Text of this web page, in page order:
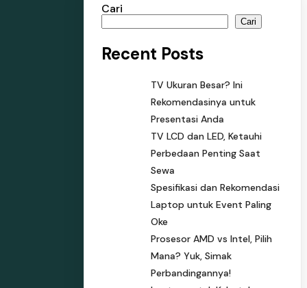
Cari
Cari
Recent Posts
TV Ukuran Besar? Ini
Rekomendasinya untuk
Presentasi Anda
TV LCD dan LED, Ketauhi
Perbedaan Penting Saat
Sewa
Spesifikasi dan Rekomendasi
Laptop untuk Event Paling
Oke
Prosesor AMD vs Intel, Pilih
Mana? Yuk, Simak
Perbandingannya!